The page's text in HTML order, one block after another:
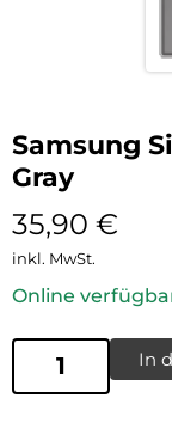
Samsung
Gray
35,90 €
inkl. MwSt.
Online
In